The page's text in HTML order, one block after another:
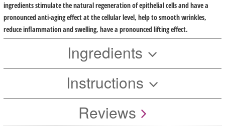
ingredients stimulate the natural regeneration of epithelial cells and have a
pronounced anti-aging effect at the cellular level, help to smooth wrinkles,
reduce inflammation and swelling, have a pronounced lifting effect.
Ingredients
Instructions
Reviews